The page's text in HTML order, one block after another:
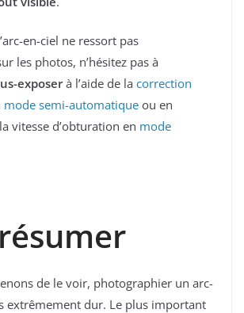
en-ciel ne ressort pas
les photos, n’hésitez pas à
exposerà l’aide de la correction
mode semi-automatique ou en
vitesse d’obturation en mode
de le voir, photographier un arc-
extrêmement dur. Le plus important